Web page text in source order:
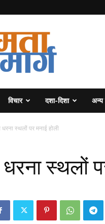
विचार दशा-दिशा अन्य
स्थलों पर मनाई होली
स्थलों